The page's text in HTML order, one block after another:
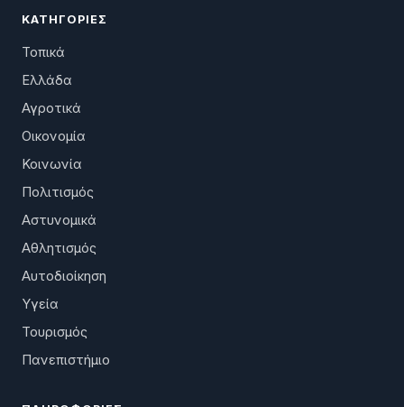
ΚΑΤΗΓΟΡΊΕΣ
Τοπικά
Ελλάδα
Αγροτικά
Οικονομία
Κοινωνία
Πολιτισμός
Αστυνομικά
Αθλητισμός
Αυτοδιοίκηση
Υγεία
Τουρισμός
Πανεπιστήμιο